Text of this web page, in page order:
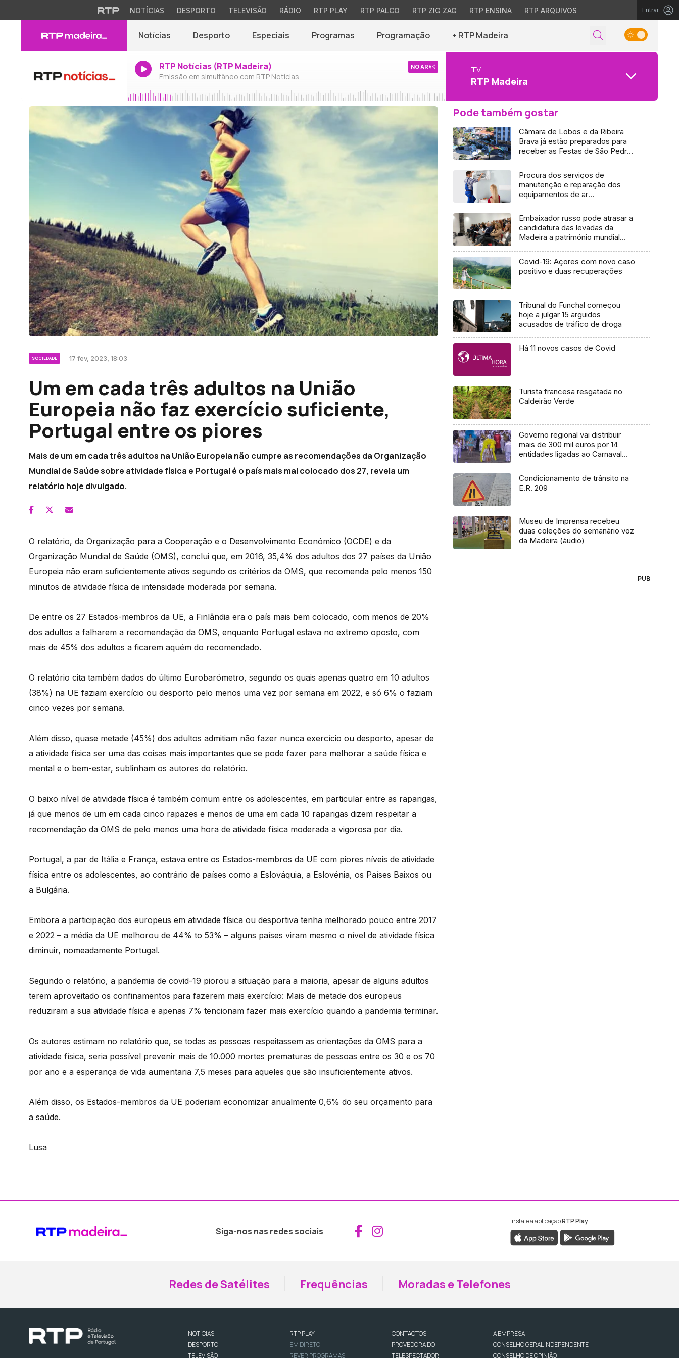
NOTÍCIAS DESPORTO TELEVISÃO RÁDIO RTP PLAY RTP PALCO RTP ZIG ZAG RTP ENSINA RTP ARQUIVOS Entrar
Notícias Desporto Especiais Programas Programação + RTP Madeira
RTP Notícias (RTP Madeira)
Emissão em simultâneo com RTP Notícias
NO AR TV
RTP Madeira
SOCIEDADE 17 fev, 2023, 18:03
Um em cada três adultos na União
Europeia não faz exercício suficiente,
Portugal entre os piores
Mais de um em cada três adultos na União Europeia não cumpre as recomendações da Organização
Mundial de Saúde sobre atividade física e Portugal é o país mais mal colocado dos 27, revela um
relatório hoje divulgado.
O relatório, da Organização para a Cooperação e o Desenvolvimento Económico (OCDE) e da
Organização Mundial de Saúde (OMS), conclui que, em 2016, 35,4% dos adultos dos 27 países da União
Europeia não eram suficientemente ativos segundo os critérios da OMS, que recomenda pelo menos 150
minutos de atividade física de intensidade moderada por semana.
De entre os 27 Estados-membros da UE, a Finlândia era o país mais bem colocado, com menos de 20%
dos adultos a falharem a recomendação da OMS, enquanto Portugal estava no extremo oposto, com
mais de 45% dos adultos a ficarem aquém do recomendado.
O relatório cita também dados do último Eurobarómetro, segundo os quais apenas quatro em 10 adultos
(38%) na UE faziam exercício ou desporto pelo menos uma vez por semana em 2022, e só 6% o faziam
cinco vezes por semana.
Além disso, quase metade (45%) dos adultos admitiam não fazer nunca exercício ou desporto, apesar de
a atividade física ser uma das coisas mais importantes que se pode fazer para melhorar a saúde física e
mental e o bem-estar, sublinham os autores do relatório.
O baixo nível de atividade física é também comum entre os adolescentes, em particular entre as raparigas,
já que menos de um em cada cinco rapazes e menos de uma em cada 10 raparigas dizem respeitar a
recomendação da OMS de pelo menos uma hora de atividade física moderada a vigorosa por dia.
Portugal, a par de Itália e França, estava entre os Estados-membros da UE com piores níveis de atividade
física entre os adolescentes, ao contrário de países como a Eslováquia, a Eslovénia, os Países Baixos ou
a Bulgária.
Embora a participação dos europeus em atividade física ou desportiva tenha melhorado pouco entre 2017
e 2022 – a média da UE melhorou de 44% to 53% – alguns países viram mesmo o nível de atividade física
diminuir, nomeadamente Portugal.
Segundo o relatório, a pandemia de covid-19 piorou a situação para a maioria, apesar de alguns adultos
terem aproveitado os confinamentos para fazerem mais exercício: Mais de metade dos europeus
reduziram a sua atividade física e apenas 7% tencionam fazer mais exercício quando a pandemia terminar.
Os autores estimam no relatório que, se todas as pessoas respeitassem as orientações da OMS para a
atividade física, seria possível prevenir mais de 10.000 mortes prematuras de pessoas entre os 30 e os 70
por ano e a esperança de vida aumentaria 7,5 meses para aqueles que são insuficientemente ativos.
Além disso, os Estados-membros da UE poderiam economizar anualmente 0,6% do seu orçamento para
a saúde.
Lusa
Pode também gostar
Câmara de Lobos e da Ribeira
Brava já estão preparados para
receber as Festas de São Pedro
Procura dos serviços de
manutenção e reparação dos
equipamentos de ar
últimos dias (áudio)
Embaixador russo pode atrasar a
candidatura das levadas da
Madeira a património mundial
Covid-19: Açores com novo caso
positivo e duas recuperações
Tribunal do Funchal começou
hoje a julgar 15 arguidos
acusados de tráfico de droga
Há 11 novos casos de Covid
Turista francesa resgatada no
Caldeirão Verde
Governo regional vai distribuir
mais de 300 mil euros por 14
entidades ligadas ao Carnaval
Condicionamento de trânsito na
E.R. 209
Museu de Imprensa recebeu
duas coleções do semanário voz
da Madeira (áudio)
PUB
Siga-nos nas redes sociais Aceder ao Facebook da RTP Madeira
Aceder ao Instagram da RTP Madeira
Instale a aplicaçãoRTP Play
Redes de Satélites Frequências Moradas e Telefones
NOTÍCIAS
DESPORTO
TELEVISÃO
RTP PLAY
EM DIRETO
REVER PROGRAMAS
CONTACTOS
PROVEDORA DO
TELESPECTADOR
A EMPRESA
CONSELHO GERAL INDEPENDENTE
CONSELHO DE OPINIÃO